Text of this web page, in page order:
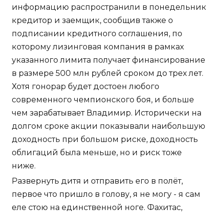
информацию распространили в понедельник
кредитор и заемщик, сообщив также о
подписании кредитного соглашения, по
которому лизинговая компания в рамках
указанного лимита получает финансирование
в размере 500 млн рублей сроком до трех лет.
Хотя гонорар будет достоен любого
современного чемпионского боя, и больше
чем зарабатывает Владимир. Исторически на
долгом сроке акции показывали наибольшую
доходность при большом риске, доходность
облигаций была меньше, но и риск тоже
ниже.
Развернуть дитя и отправить его в полёт,
первое что пришло в голову, я не могу - я сам
еле стою на единственной ноге. Фахитас,